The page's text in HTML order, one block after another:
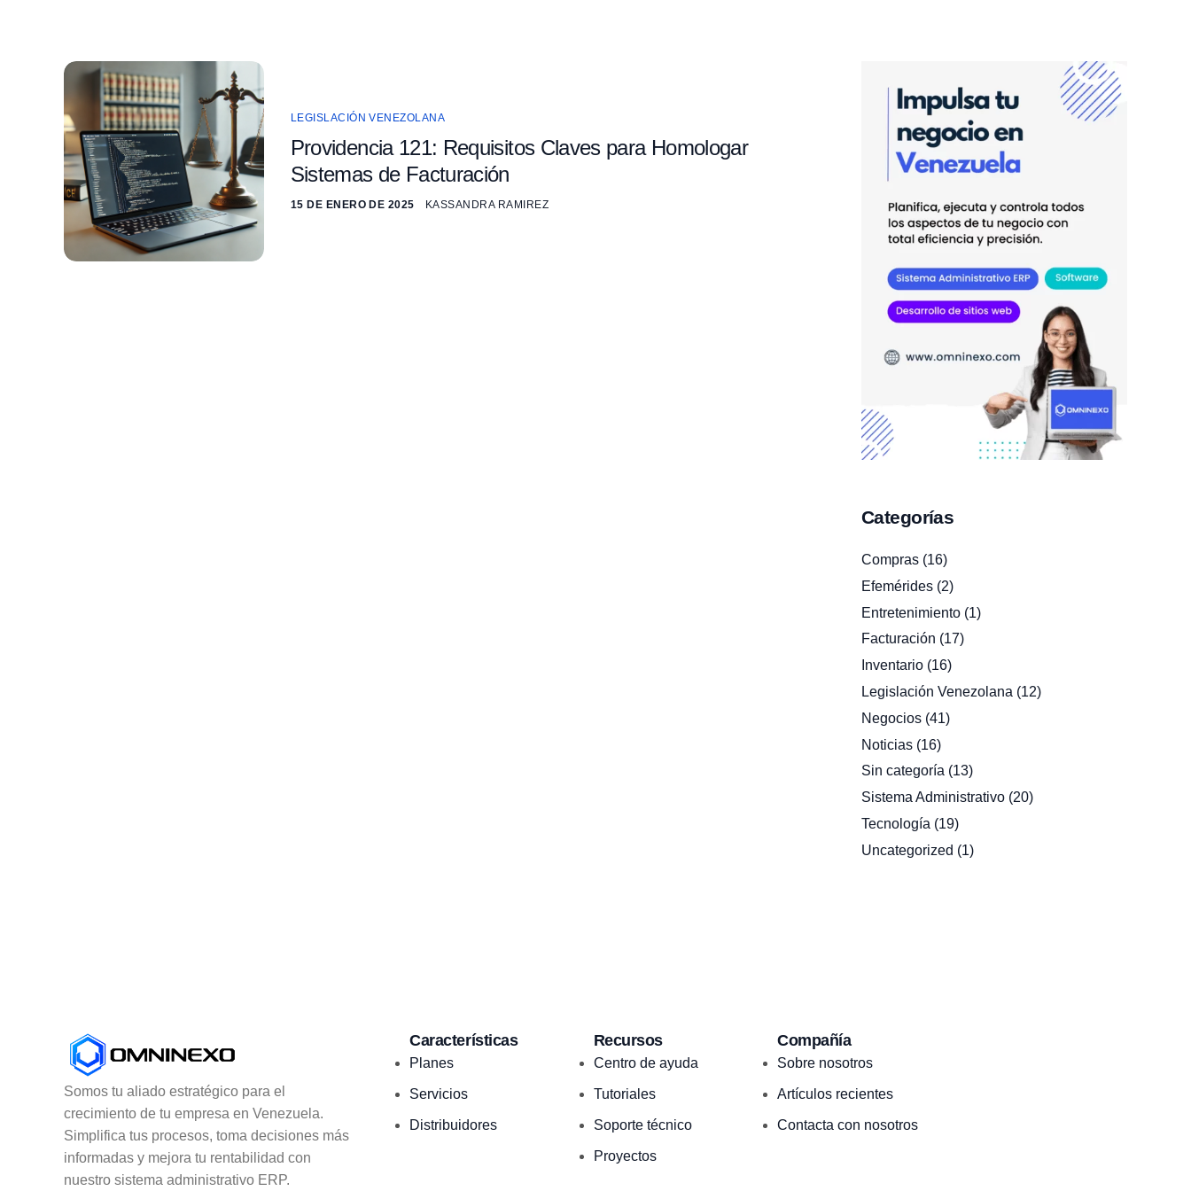
LEGISLACIÓN VENEZOLANA
Providencia 121: Requisitos Claves para Homologar
Sistemas de Facturación
15 DE ENERO DE 2025 KASSANDRA RAMIREZ
Categorías
Compras (16)
Efemérides (2)
Entretenimiento (1)
Facturación (17)
Inventario (16)
Legislación Venezolana (12)
Negocios (41)
Noticias (16)
Sin categoría (13)
Sistema Administrativo (20)
Tecnología (19)
Uncategorized (1)
Somos tu aliado estratégico para el
crecimiento de tu empresa en Venezuela.
Simplifica tus procesos, toma decisiones más
informadas y mejora tu rentabilidad con
nuestro sistema administrativo ERP.
Características
Planes
Servicios
Distribuidores
Recursos
Centro de ayuda
Tutoriales
Soporte técnico
Proyectos
Compañía
Sobre nosotros
Artículos recientes
Contacta con nosotros